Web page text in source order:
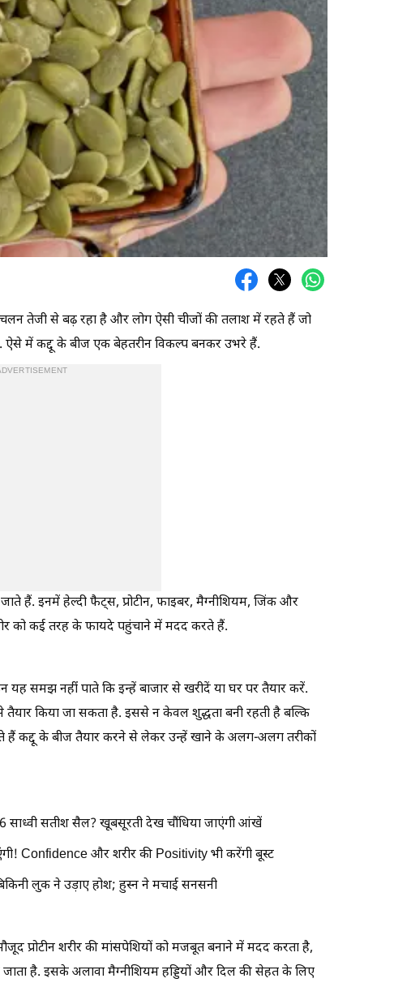
तेजी से बढ़ रहा है और लोग ऐसी चीजों की तलाश में रहते हैं जो
ऐसे में कद्दू के बीज एक बेहतरीन विकल्प बनकर उभरे हैं.
हैं. इनमें हेल्दी फैट्स, प्रोटीन, फाइबर, मैग्नीशियम, जिंक और
को कई तरह के फायदे पहुंचाने में मदद करते हैं.
यह समझ नहीं पाते कि इन्हें बाजार से खरीदें या घर पर तैयार करें.
किया जा सकता है. इससे न केवल शुद्धता बनी रहती है बल्कि
हैं कद्दू के बीज तैयार करने से लेकर उन्हें खाने के अलग-अलग तरीकों
साध्वी सतीश सैल? खूबसूरती देख चौंधिया जाएंगी आंखें
Confidence और शरीर की Positivity भी करेंगी बूस्ट
लुक ने उड़ाए होश; हुस्न ने मचाई सनसनी
प्रोटीन शरीर की मांसपेशियों को मजबूत बनाने में मदद करता है,
है. इसके अलावा मैग्नीशियम हड्डियों और दिल की सेहत के लिए